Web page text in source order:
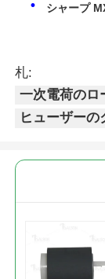
シャープ
札:
一次電荷のロ
ヒューザーの